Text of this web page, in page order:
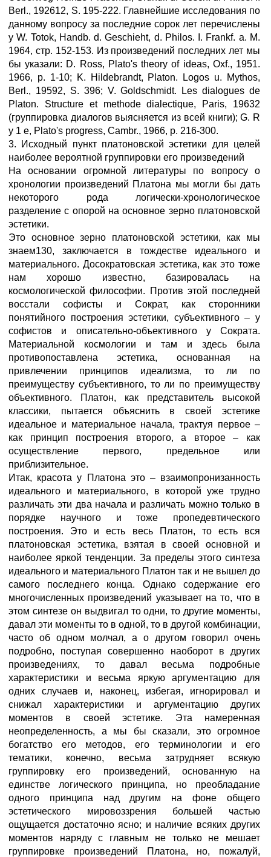
Berl., 192612, S. 195-222. Главнейшие исследования по
данному вопросу за последние сорок лет перечислены
у W. Totok, Handb. d. Geschieht, d. Philos. I. Frankf. a. M.
1964, стр. 152-153. Из произведений последних лет мы
бы указали: D. Ross, Plato's theory of ideas, Oxf., 1951.
1966, p. 1-10; K. Hildebrandt, Platon. Logos u. Mythos,
Berl., 19592, S. 396; V. Goldschmidt. Les dialogues de
Platon. Structure et methode dialectique, Paris, 19632
(группировка диалогов выясняется из всей книги); G. R
у 1 е, Plato's progress, Cambr., 1966, p. 216-300.
3. Исходный пункт платоновской эстетики для целей
наиболее вероятной группировки его произведений
На основании огромной литературы по вопросу о
хронологии произведений Платона мы могли бы дать
некоторого рода логически-хронологическое
разделение с опорой на основное зерно платоновской
эстетики.
Это основное зерно платоновской эстетики, как мы
знаем130, заключается в тождестве идеального и
материального. Досократовская эстетика, как это тоже
нам хорошо известно, базировалась на
космологической философии. Против этой последней
восстали софисты и Сократ, как сторонники
понятийного построения эстетики, субъективного – у
софистов и описательно-объективного у Сократа.
Материальной космологии и там и здесь была
противопоставлена эстетика, основанная на
привлечении принципов идеализма, то ли по
преимуществу субъективного, то ли по преимуществу
объективного. Платон, как представитель высокой
классики, пытается объяснить в своей эстетике
идеальное и материальное начала, трактуя первое –
как принцип построения второго, а второе – как
осуществление первого, предельное или
приблизительное.
Итак, красота у Платона это – взаимопронизанность
идеального и материального, в которой уже трудно
различать эти два начала и различать можно только в
порядке научного и тоже пропедевтического
построения. Это и есть весь Платон, то есть вся
платоновская эстетика, взятая в своей основной и
наиболее яркой тенденции. За пределы этого синтеза
идеального и материального Платон так и не вышел до
самого последнего конца. Однако содержание его
многочисленных произведений указывает на то, что в
этом синтезе он выдвигал то одни, то другие моменты,
давал эти моменты то в одной, то в другой комбинации,
часто об одном молчал, а о другом говорил очень
подробно, поступая совершенно наоборот в других
произведениях, то давал весьма подробные
характеристики и весьма яркую аргументацию для
одних случаев и, наконец, избегая, игнорировал и
снижал характеристики и аргументацию других
моментов в своей эстетике. Эта намеренная
неопределенность, а мы бы сказали, это огромное
богатство его методов, его терминологии и его
тематики, конечно, весьма затрудняет всякую
группировку его произведений, основанную на
единстве логического принципа, но преобладание
одного принципа над другим на фоне общего
эстетического мировоззрения большей частью
ощущается достаточно ясно; и наличие всяких других
моментов наряду с главным не только не мешает
группировке произведений Платона, но, пожалуй,